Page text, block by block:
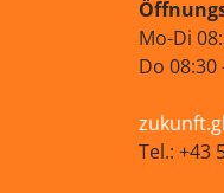
Mo-Di
Do 08:30
Tel.: +43